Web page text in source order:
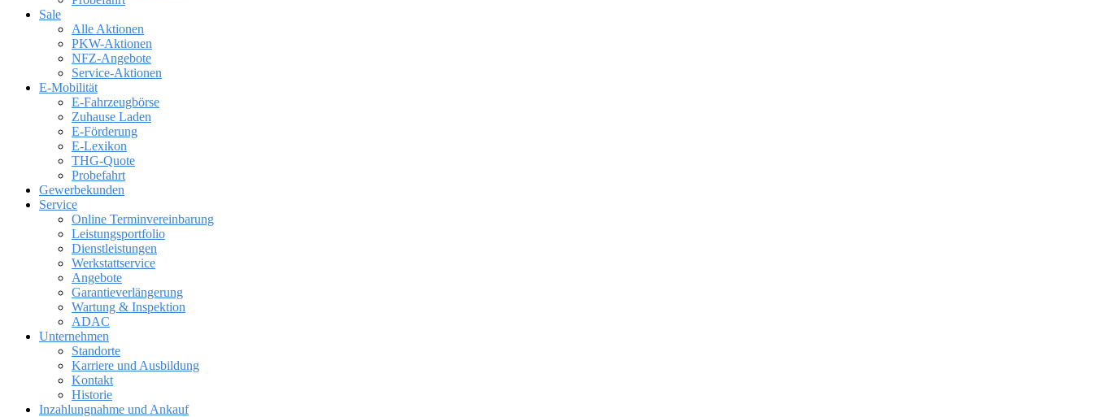
Sale
Alle Aktionen
PKW-Aktionen
NFZ-Angebote
Service-Aktionen
E-Mobilität
E-Fahrzeugbörse
Zuhause Laden
E-Förderung
E-Lexikon
THG-Quote
Probefahrt
Gewerbekunden
Service
Online Terminvereinbarung
Leistungsportfolio
Dienstleistungen
Werkstattservice
Angebote
Garantieverlängerung
Wartung & Inspektion
ADAC
Unternehmen
Standorte
Karriere und Ausbildung
Kontakt
Historie
Inzahlungnahme und Ankauf